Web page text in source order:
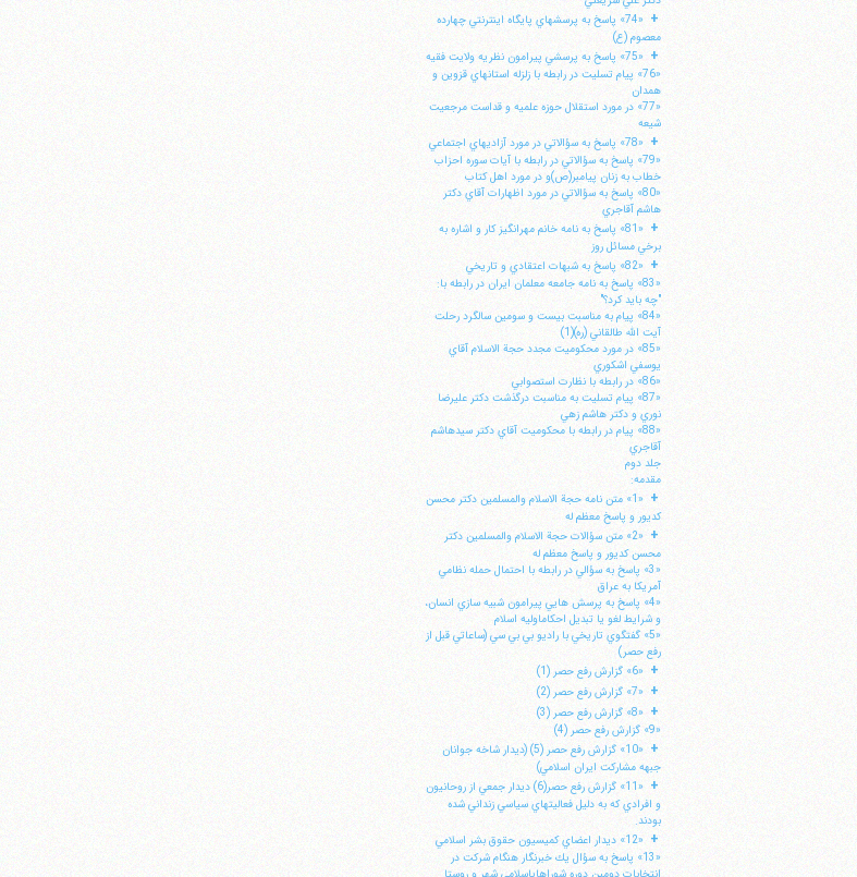
+
«74» پاسخ به پرسشهاي پايگاه اينترنتي چهارده
معصوم (ع)
+ «75» پاسخ به پرسشي پيرامون نظريه ولايت فقيه
«76» پيام تسليت در رابطه با زلزله استانهاي قزوين و
همدان
«77» در مورد استقلال حوزه علميه و قداست مرجعيت
شيعه
+ «78» پاسخ به سؤالاتي در مورد آزاديهاي اجتماعي
«79» پاسخ به سؤالاتي در رابطه با آيات سوره احزاب
خطاب به زنان پيامبر(ص)و در مورد اهل كتاب
«80» پاسخ به سؤالاتي در مورد اظهارات آقاي دكتر
هاشم آقاجري
+
«81» پاسخ به نامه خانم مهرانگيز كار و اشاره به
برخي مسائل روز
+ «82» پاسخ به شبهات اعتقادي و تاريخي
«83» پاسخ به نامه جامعه معلمان ايران در رابطه با:
"چه بايد كرد؟"
«84» پيام به مناسبت بيست و سومين سالگرد رحلت
آيت الله طالقاني (ره)(1)
«85» در مورد محكوميت مجدد حجة الاسلام آقاي
يوسفي اشكوري
«86» در رابطه با نظارت استصوابي
«87» پيام تسليت به مناسبت درگذشت دكتر عليرضا
نوري و دكتر هاشم زهي
«88» پيام در رابطه با محكوميت آقاي دكتر سيدهاشم
آقاجري
جلد دوم
مقدمه:
+
«1» متن نامه حجة الاسلام والمسلمين دكتر محسن
كديور و پاسخ معظم له
+
«2» متن سؤالات حجة الاسلام والمسلمين دكتر
محسن كديور و پاسخ معظم له
«3» پاسخ به سؤالي در رابطه با احتمال حمله نظامي
آمريكا به عراق
«4» پاسخ به پرسش هايي پيرامون شبيه سازي انسان،
و شرايط لغو يا تبديل احكاماوليه اسلام
«5» گفتگوي تاريخي با راديو بي بي سي (ساعاتي قبل از
رفع حصر)
+ «6» گزارش رفع حصر (1)
+ «7» گزارش رفع حصر (2)
+ «8» گزارش رفع حصر (3)
«9» گزارش رفع حصر (4)
+
«10» گزارش رفع حصر (5) (ديدار شاخه جوانان
جبهه مشاركت ايران اسلامي)
+
«11» گزارش رفع حصر(6) ديدار جمعي از روحانيون
و افرادي كه به دليل فعاليتهاي سياسي زنداني شده
بودند.
+ «12» ديدار اعضاي كميسيون حقوق بشر اسلامي
«13» پاسخ به سؤال يك خبرنگار هنگام شركت در